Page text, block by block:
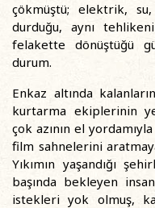
çökmüştü; elektrik,
durduğu, aynı
felakette dönüştüğü
durum.
Enkaz altında
kurtarma ekiplerinin
çok azının el
film sahnelerini
Yıkımın yaşandığı
başında bekleyen
istekleri yok olmuş,